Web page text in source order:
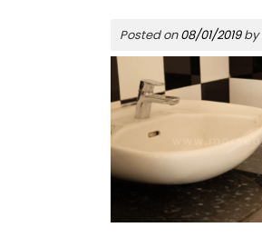
Posted on08/01/2019by